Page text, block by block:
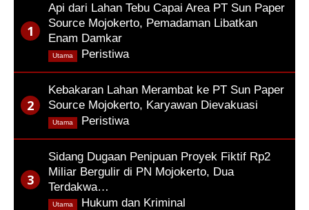
Api dari Lahan Tebu Capai Area PT Sun Paper
Source Mojokerto, Pemadaman Libatkan
Enam Damkar
Peristiwa
Utama
Kebakaran Lahan Merambat ke PT Sun Paper
Source Mojokerto, Karyawan Dievakuasi
Peristiwa
Utama
Sidang Dugaan Penipuan Proyek Fiktif Rp2
Miliar Bergulir di PN Mojokerto, Dua
Terdakwa…
Hukum dan Kriminal
Utama